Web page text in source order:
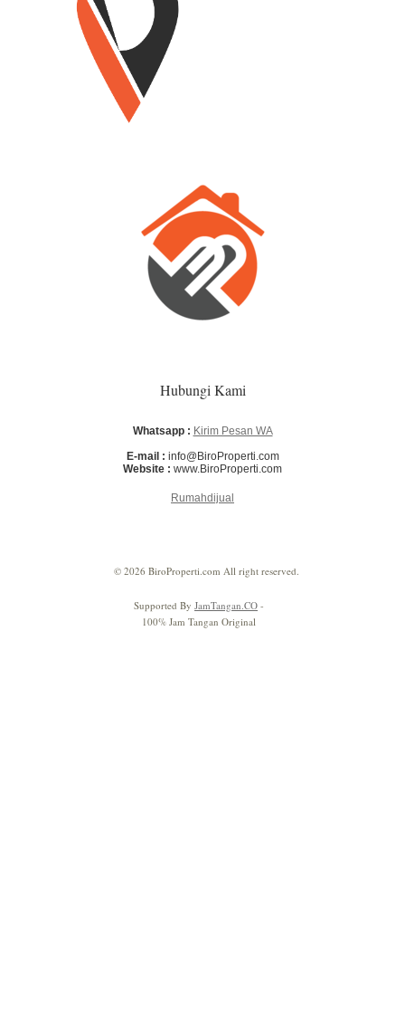
Hubungi Kami
Whatsapp : Kirim Pesan WA
E-mail : info@BiroProperti.com
Website : www.BiroProperti.com
Rumahdijual
© 2026 BiroProperti.com All right reserved.
Supported By JamTangan.CO -
100% Jam Tangan Original